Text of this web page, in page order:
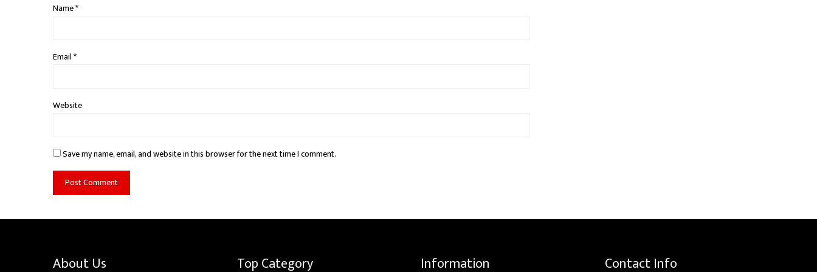
Name*
Email*
Website
Save my name, email, and website in this browser for the next time I comment.
About Us Top Category Information Contact Info